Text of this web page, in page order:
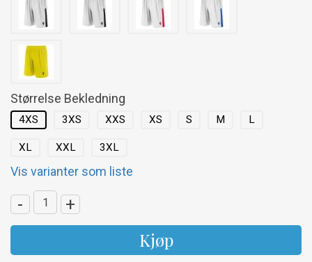
Størrelse Bekledning
4XS 3XS XXS XS S M L
XL XXL 3XL
Vis varianter som liste
- +
Kjøp